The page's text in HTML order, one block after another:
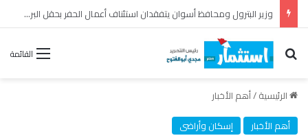
رئيس القابضة للبتروكيماويات يتفقد مصنع ووتك لإنتاج الواح MDF الخشبية من قش الأرز
القائمة بحث عن
الرئيسية/أهم الأخبار
أهم الأخبار
إسكان وأراضى